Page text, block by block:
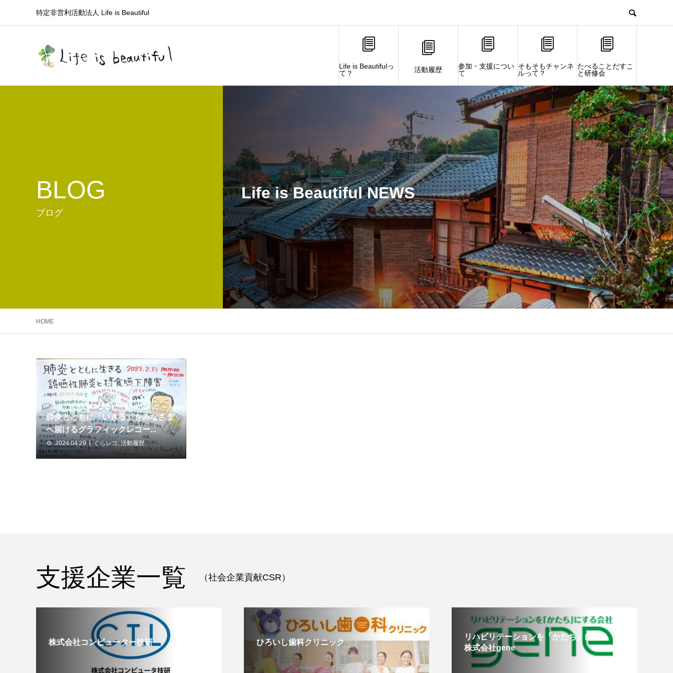
特定非営利活動法人 Life is Beautiful
Life is Beautifulっ
て？
活動履歴
参加・支援につい
て
そもそもチャンネ
ルって？
たべることだすこ
と研修会
BLOG
ブログ
Life is Beautiful NEWS
HOME
肺炎とともに「いきる」をみなさま
へ届けるグラフィックレコー...
2024.04.29 ぐらレコ ,活動履歴
支援企業一覧 （社会企業貢献CSR）
株式会社コンピューター技研 ひろいし歯科クリニック
リハビリテーションを「かたち」にする
株式会社gene